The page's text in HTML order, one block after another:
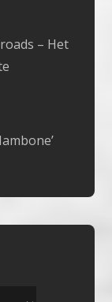
– Het